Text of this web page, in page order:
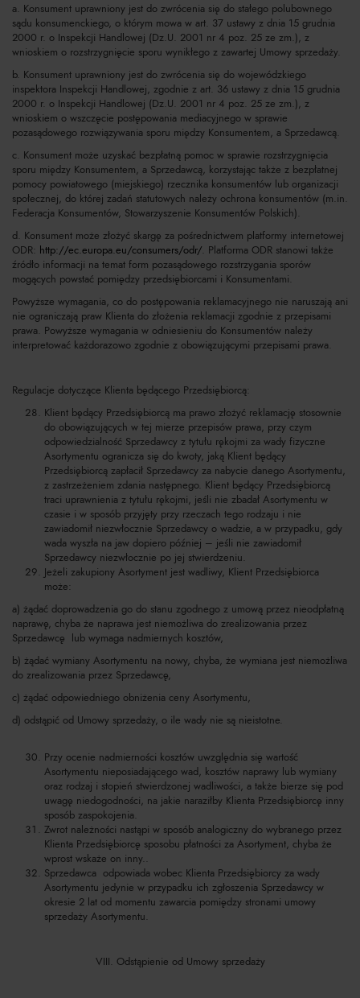
a. Konsument uprawniony jest do zwrócenia się do stałego polubownego
sądu konsumenckiego, o którym mowa w art. 37 ustawy z dnia 15 grudnia
2000 r. o Inspekcji Handlowej (Dz.U. 2001 nr 4 poz. 25 ze zm.), z
wnioskiem o rozstrzygnięcie sporu wynikłego z zawartej Umowy sprzedaży.
b. Konsument uprawniony jest do zwrócenia się do wojewódzkiego
inspektora Inspekcji Handlowej, zgodnie z art. 36 ustawy z dnia 15 grudnia
2000 r. o Inspekcji Handlowej (Dz.U. 2001 nr 4 poz. 25 ze zm.), z
wnioskiem o wszczęcie postępowania mediacyjnego w sprawie
pozasądowego rozwiązywania sporu między Konsumentem, a Sprzedawcą.
c. Konsument może uzyskać bezpłatną pomoc w sprawie rozstrzygnięcia
sporu między Konsumentem, a Sprzedawcą, korzystając także z bezpłatnej
pomocy powiatowego (miejskiego) rzecznika konsumentów lub organizacji
społecznej, do której zadań statutowych należy ochrona konsumentów (m.in.
Federacja Konsumentów, Stowarzyszenie Konsumentów Polskich).
d. Konsument może złożyć skargę za pośrednictwem platformy internetowej
ODR: http://ec.europa.eu/consumers/odr/. Platforma ODR stanowi także
źródło informacji na temat form pozasądowego rozstrzygania sporów
mogących powstać pomiędzy przedsiębiorcami i Konsumentami.
Powyższe wymagania, co do postępowania reklamacyjnego nie naruszają ani
nie ograniczają praw Klienta do złożenia reklamacji zgodnie z przepisami
prawa. Powyższe wymagania w odniesieniu do Konsumentów należy
interpretować każdorazowo zgodnie z obowiązującymi przepisami prawa.
Regulacje dotyczące Klienta będącego Przedsiębiorcą:
Klient będący Przedsiębiorcą ma prawo złożyć reklamację stosownie
do obowiązujących w tej mierze przepisów prawa, przy czym
odpowiedzialność Sprzedawcy z tytułu rękojmi za wady fizyczne
Asortymentu ogranicza się do kwoty, jaką Klient będący
Przedsiębiorcą zapłacił Sprzedawcy za nabycie danego Asortymentu,
z zastrzeżeniem zdania następnego. Klient będący Przedsiębiorcą
traci uprawnienia z tytułu rękojmi, jeśli nie zbadał Asortymentu w
czasie i w sposób przyjęty przy rzeczach tego rodzaju i nie
zawiadomił niezwłocznie Sprzedawcy o wadzie, a w przypadku, gdy
wada wyszła na jaw dopiero później – jeśli nie zawiadomił
Sprzedawcy niezwłocznie po jej stwierdzeniu.
Jeżeli zakupiony Asortyment jest wadliwy, Klient Przedsiębiorca
może:
a) żądać doprowadzenia go do stanu zgodnego z umową przez nieodpłatną
naprawę, chyba że naprawa jest niemożliwa do zrealizowania przez
Sprzedawcę lub wymaga nadmiernych kosztów,
b) żądać wymiany Asortymentu na nowy, chyba, że wymiana jest niemożliwa
do zrealizowania przez Sprzedawcę,
c) żądać odpowiedniego obniżenia ceny Asortymentu,
d) odstąpić od Umowy sprzedaży, o ile wady nie są nieistotne.
Przy ocenie nadmierności kosztów uwzględnia się wartość
Asortymentu nieposiadającego wad, kosztów naprawy lub wymiany
oraz rodzaj i stopień stwierdzonej wadliwości, a także bierze się pod
uwagę niedogodności, na jakie naraziłby Klienta Przedsiębiorcę inny
sposób zaspokojenia.
Zwrot należności nastąpi w sposób analogiczny do wybranego przez
Klienta Przedsiębiorcę sposobu płatności za Asortyment, chyba że
wprost wskaże on inny..
Sprzedawca odpowiada wobec Klienta Przedsiębiorcy za wady
Asortymentu jedynie w przypadku ich zgłoszenia Sprzedawcy w
okresie 2 lat od momentu zawarcia pomiędzy stronami umowy
sprzedaży Asortymentu.
VIII. Odstąpienie od Umowy sprzedaży